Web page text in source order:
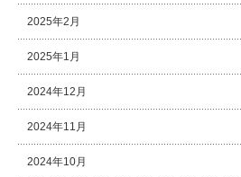
2025年2月
2025年1月
2024年12月
2024年11月
2024年10月